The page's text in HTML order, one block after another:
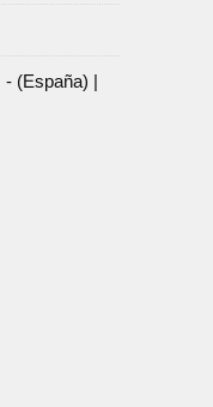
(España) |